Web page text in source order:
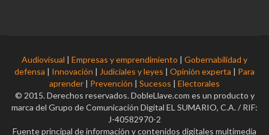
Audiovisual | Empresas y emprendimiento | Gobernabilidad y
defensa | Innovación | Judiciales y leyes | Opinión experta | Para
aprender | Prevención | Sucesos | Electorales
© 2015. Derechos reservados. DobleLlave.com es un producto y
marca del Grupo de Comunicación Digital EL SUMARIO, C.A. / RIF:
J-40582970-2
Fuente principal de información y contenidos digitales multimedia